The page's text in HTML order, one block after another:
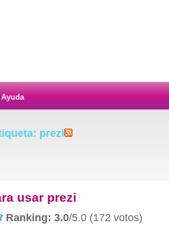
Ayuda
prezi
usar prezi
Ranking: 3.0/5.0 (172 votos)